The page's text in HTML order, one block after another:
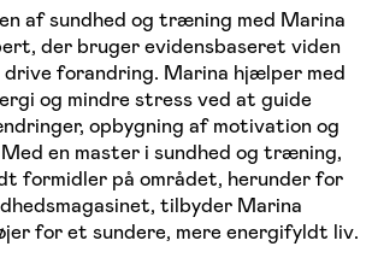
af sundhed og træning med Marina
der bruger evidensbaseret viden
forandring. Marina hjælper med
og mindre stress ved at guide
opbygning af motivation og
en master i sundhed og træning,
formidler på området, herunder for
tilbyder Marina
for et sundere, mere energifyldt liv.